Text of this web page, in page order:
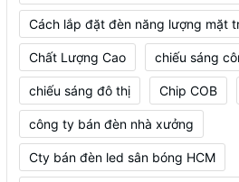
Cách lắp đặt đèn năng lượng mặt
Chất Lượng Cao chiếu sáng
chiếu sáng đô thị Chip COB
công ty bán đèn nhà xưởng
Cty bán đèn led sân bóng HCM